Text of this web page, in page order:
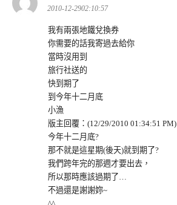
示:
2010-12-2902:10:57
我有兩張地鐵兌換券
你需要的話我寄過去給你
當時沒用到
旅行社送的
快到期了
到今年十二月底
小漁
版主回覆：(12/29/2010 01:34:51 PM)
今年十二月底?
那不就是這星期(後天)就到期了?
我們跨年完的那週才要出去，
所以那時應該過期了…
不過還是謝謝妳~